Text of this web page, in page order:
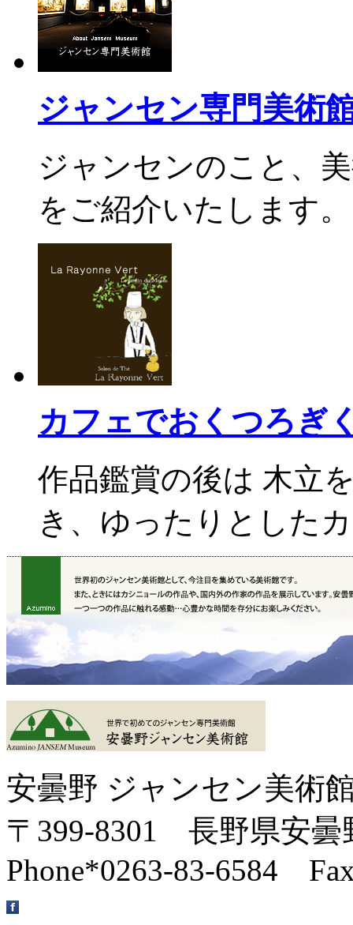
ジャンセン専門美術
ジャンセンのこと、
をご紹介いたします。
カフェでおくつろぎ
作品鑑賞の後は 木立
き、ゆったりとした
安曇野 ジャンセン美術
〒399-8301 長野県安曇
Phone*0263-83-6584